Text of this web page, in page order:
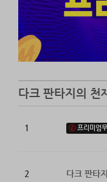
다크 판타지의 천
1 프리미엄
2 다크 판타